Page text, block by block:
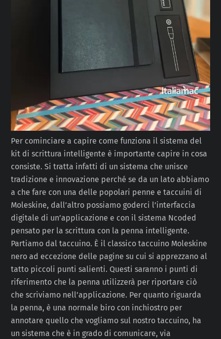
Per cominciare a capire come funziona il sistema del
kit di scrittura intelligente è importante capire in cosa
consiste. Si tratta infatti di un sistema che unisce
tradizione e innovazione perché se da un lato abbiamo
a che fare con una delle popolari penne e taccuini di
Moleskine, dall’altro possiamo goderci l’interfaccia
digitale di un’applicazione e con il sistema Ncoded
pensato per la scrittura con la penna intelligente.
Partiamo dal taccuino. È il classico taccuino Moleskine
nero ad eccezione delle pagine su cui si apprezzano al
tatto piccoli punti salienti. Questi saranno i punti di
riferimento che la penna utilizzerà per riportare ciò
che scriviamo nell’applicazione. Per quanto riguarda
la penna, è una normale biro con inchiostro per
annotare quello che vogliamo sul nostro taccuino, ha
un sistema che è in grado di comunicare, via